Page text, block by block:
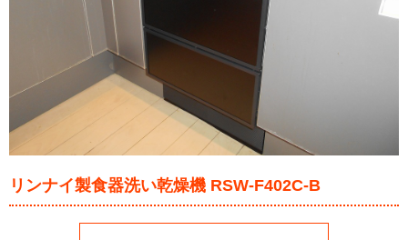
リンナイ製食器洗い乾燥機 RSW-F402C-B